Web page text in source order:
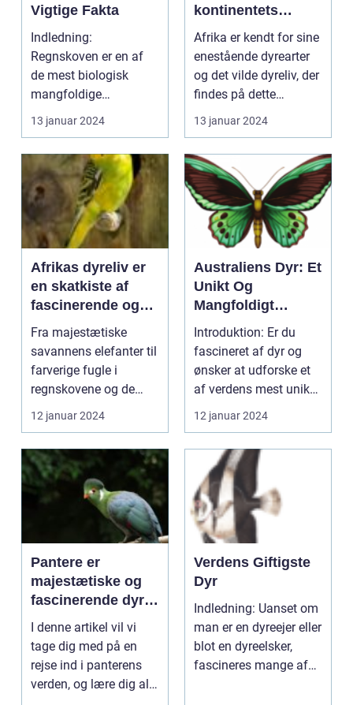
Vigtige Fakta
Indledning:
Regnskoven er en af
de mest biologisk
mangfoldige
levesteder på jorden og
er hjemsted fo...
13 januar 2024
kontinentets
imponerende
dyreliv
Afrika er kendt for sine
enestående dyrearter
og det vilde dyreliv, der
findes på dette
kontinent. F...
13 januar 2024
Afrikas dyreliv er
en skatkiste af
fascinerende og
unikke væsener,
der beboer
kontinentets
forskellige
økosystemer
Fra majestætiske
savannens elefanter til
farverige fugle i
regnskovene og de
elegante rovdyr i
ørken...
12 januar 2024
Australiens Dyr: Et
Unikt Og
Mangfoldigt
Dyreliv
Introduktion: Er du
fascineret af dyr og
ønsker at udforske et
af verdens mest unikke
og mangfoldige...
12 januar 2024
Pantere er
majestætiske og
fascinerende dyr,
som har tiltrukket
sig stor interesse
og beundring fra
dyreejere og
dyreelskere over
I denne artikel vil vi
tage dig med på en
rejse ind i panterens
verden, og lære dig alt
Verdens Giftigste
Dyr
Indledning: Uanset om
man er en dyreejer eller
blot en dyreelsker,
fascineres mange af